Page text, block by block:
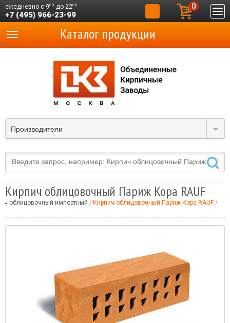
ежедневно с 900 до 2200
+7 (495) 966-23-99
0
Производители
Каталог продукции
Кирпич облицовочный Париж Кора RAUF
облицовочный импортный Кирпич облицовочный Париж Кора RAUF